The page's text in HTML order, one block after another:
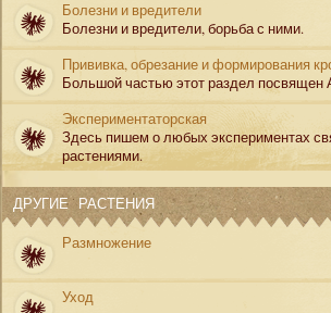
Болезни и вредители
Болезни и вредители, борьба с ними.
Прививка, обрезание и формирования
Большой частью этот раздел посвящен
Экспериментаторская
Здесь пишем о любых экспериментах
растениями.
ДРУГИЕ РАСТЕНИЯ
Размножение
Уход